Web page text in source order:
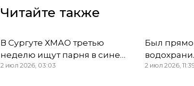
Читайте также
В Сургуте ХМАО третью
неделю ищут парня в синей
рубашке и кепке
2 июл 2026, 03:03
Был прямо
ХМАО
2 июл 2026,